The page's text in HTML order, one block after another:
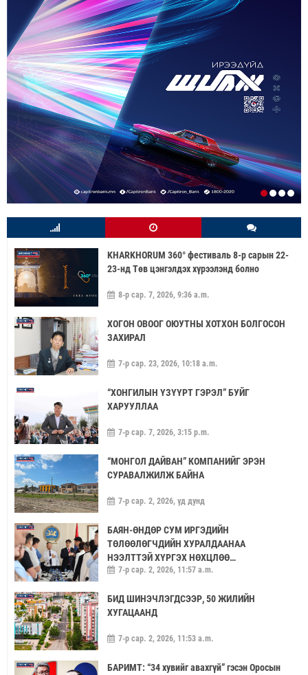
KHARKHORUM 360° фестиваль 8-р сарын 22-
23-нд Төв цэнгэлдэх хүрээлэнд болно
8-р сар. 7, 2026, 9:36 a.m.
ХОГОН ОВООГ ОЮУТНЫ ХОТХОН БОЛГОСОН
ЗАХИРАЛ
7-р сар. 23, 2026, 10:18 a.m.
“ХОНГИЛЫН ҮЗҮҮРТ ГЭРЭЛ” БУЙГ
ХАРУУЛЛАА
7-р сар. 7, 2026, 3:15 p.m.
“МОНГОЛ ДАЙВАН” КОМПАНИЙГ ЭРЭН
СУРАВАЛЖИЛЖ БАЙНА
7-р сар. 2, 2026, үд дунд
БАЯН-ӨНДӨР СУМ ИРГЭДИЙН
ТӨЛӨӨЛӨГЧДИЙН ХУРАЛДААНАА
НЭЭЛТТЭЙ ХҮРГЭХ НӨХЦЛӨӨ
САЙЖРУУЛААЧ
7-р сар. 2, 2026, 11:57 a.m.
БИД ШИНЭЧЛЭГДСЭЭР, 50 ЖИЛИЙН
ХУГАЦААНД
7-р сар. 2, 2026, 11:53 a.m.
БАРИМТ: “34 хувийг авахгүй” гэсэн Оросын